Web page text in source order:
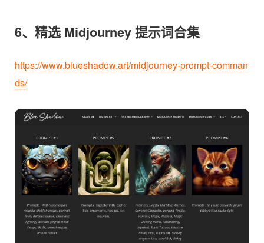
6、精选 Midjourney 提示词合集
https://www.blueshadow.art/midjourney-prompt-comman
ds/